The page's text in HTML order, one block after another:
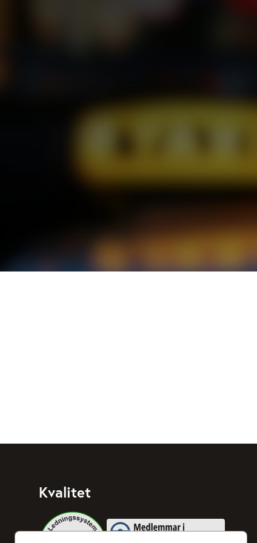
Kvalitet
Medlemmar i Svenska